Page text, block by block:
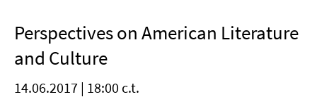
Perspectives on American Literature
and Culture
14.06.2017 | 18:00 c.t.